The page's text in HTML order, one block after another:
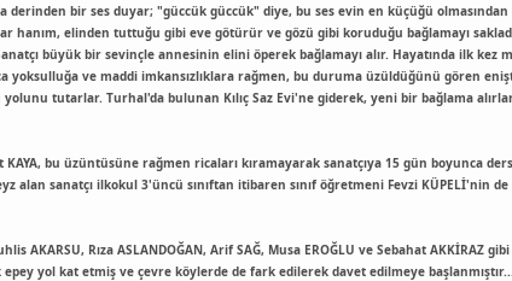
bir ses duyar; "güccük güccük" diye, bu ses evin en küçüğü
elinden tuttuğu gibi eve götürür ve gözü gibi koruduğu bağlamayı
büyük bir sevinçle annesinin elini öperek bağlamayı alır. Hayatında ilk kez
yoksulluğa ve maddi imkansızlıklara rağmen, bu duruma üzüldüğünü gören
yolunu tutarlar. Turhal'da bulunan Kılıç Saz Evi'ne giderek, yeni bir bağlama
bu üzüntüsüne rağmen ricaları kıramayarak sanatçıya 15 gün boyunca
alan sanatçı ilkokul 3'üncü sınıftan itibaren sınıf öğretmeni Fevzi KÜPELİ'nin
AKARSU, Rıza ASLANDOĞAN, Arif SAĞ, Musa EROĞLU ve Sebahat AKKİRAZ
yol kat etmiş ve çevre köylerde de fark edilerek davet edilmeye